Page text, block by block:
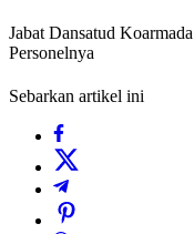
Jabat Dansatud
Personelnya
Sebarkan artikel ini